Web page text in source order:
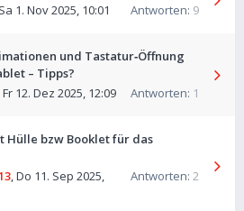
Antworten: 9
Sa 1. Nov 2025, 10:01
und Tastatur‑Öffnung
– Tipps?
Antworten: 1
Fr 12. Dez 2025, 12:09
Hülle bzw Booklet für das
Antworten: 2
,Do 11. Sep 2025,